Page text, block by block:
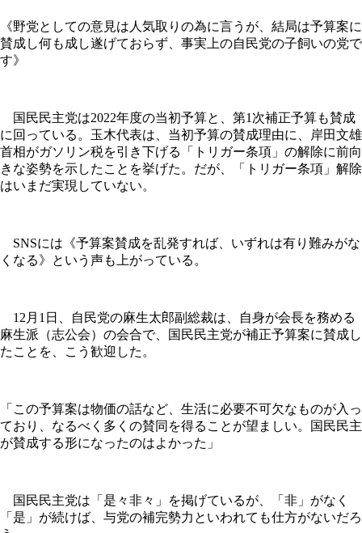
《野党としての意見は人気取りの為に言うが、結局は予算案に
賛成し何も成し遂げておらず、事実上の自民党の子飼いの党で
す》
国民民主党は2022年度の当初予算と、第1次補正予算も賛成
に回っている。玉木代表は、当初予算の賛成理由に、岸田文雄
首相がガソリン税を引き下げる「トリガー条項」の解除に前向
きな姿勢を示したことを挙げた。だが、「トリガー条項」解除
はいまだ実現していない。
SNSには《予算案賛成を乱発すれば、いずれは有り難みがな
くなる》という声も上がっている。
12月1日、自民党の麻生太郎副総裁は、自身が会長を務める
麻生派（志公会）の会合で、国民民主党が補正予算案に賛成し
たことを、こう歓迎した。
「この予算案は物価の話など、生活に必要不可欠なものが入っ
ており、なるべく多くの賛同を得ることが望ましい。国民民主
が賛成する形になったのはよかった」
国民民主党は「是々非々」を掲げているが、「非」がなく
「是」が続けば、与党の補完勢力といわれても仕方がないだろ